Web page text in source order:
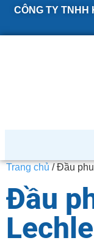
CÔNG TY TNHH
Trang chủ / Đầu
Đầu